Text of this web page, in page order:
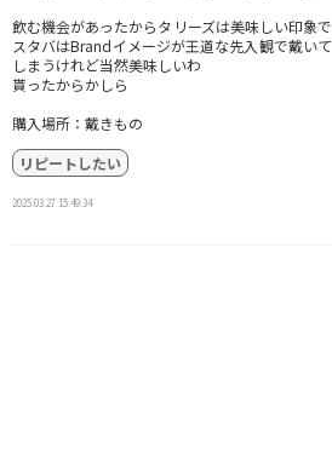
飲む機会があったからタリーズは美味しい印象で
スタバはBrandイメージが王道な先入観で戴いて
しまうけれど当然美味しいわ
貰ったからかしら
購入場所：戴きもの
リピートしたい
2025.03.27 15:49:34